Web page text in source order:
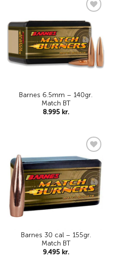
wishlist
Barnes 6.5mm – 140gr.
Match BT
8.995 kr.
Add to
wishlist
Barnes 30 cal – 155gr.
Match BT
9.495 kr.